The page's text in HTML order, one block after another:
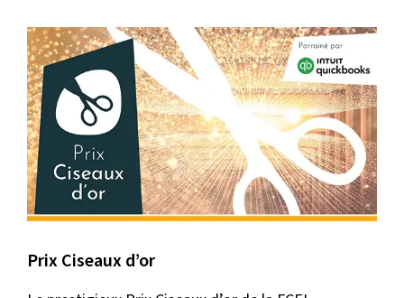
Prix Ciseaux d’or